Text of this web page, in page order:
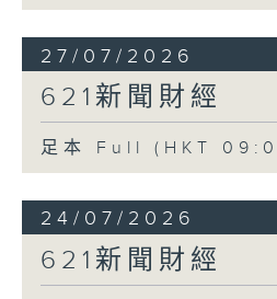
27/07/2026
621新聞財經
足本 Full (HKT
24/07/2026
621新聞財經